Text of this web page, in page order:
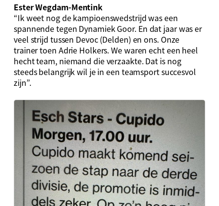
Ester Wegdam-Mentink
“Ik weet nog de kampioenswedstrijd was een
spannende tegen Dynamiek Goor. En dat jaar was er
veel strijd tussen Devoc (Delden) en ons. Onze
trainer toen Adrie Holkers. We waren echt een heel
hecht team, niemand die verzaakte. Dat is nog
steeds belangrijk wil je in een teamsport succesvol
zijn”.